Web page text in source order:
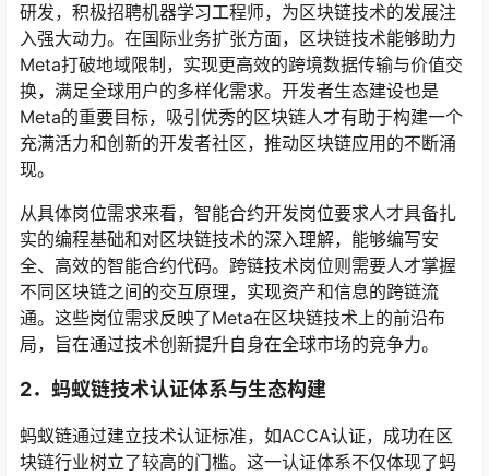
研发，积极招聘机器学习工程师，为区块链技术的发展注
入强大动力。在国际业务扩张方面，区块链技术能够助力
Meta打破地域限制，实现更高效的跨境数据传输与价值交
换，满足全球用户的多样化需求。开发者生态建设也是
Meta的重要目标，吸引优秀的区块链人才有助于构建一个
充满活力和创新的开发者社区，推动区块链应用的不断涌
现。
从具体岗位需求来看，智能合约开发岗位要求人才具备扎
实的编程基础和对区块链技术的深入理解，能够编写安
全、高效的智能合约代码。跨链技术岗位则需要人才掌握
不同区块链之间的交互原理，实现资产和信息的跨链流
通。这些岗位需求反映了Meta在区块链技术上的前沿布
局，旨在通过技术创新提升自身在全球市场的竞争力。
2． 蚂蚁链技术认证体系与生态构建
蚂蚁链通过建立技术认证标准，如ACCA认证，成功在区
块链行业树立了较高的门槛。这一认证体系不仅体现了蚂